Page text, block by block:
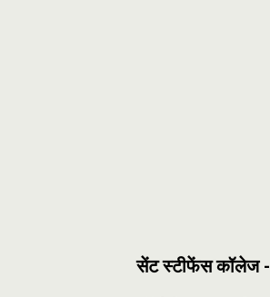
सेंट स्टीफेंस कॉलेज -